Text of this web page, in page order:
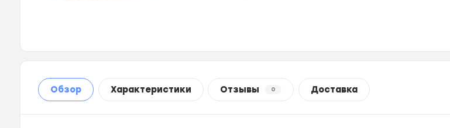
Обзор Характеристики Отзывы 0 Доставка